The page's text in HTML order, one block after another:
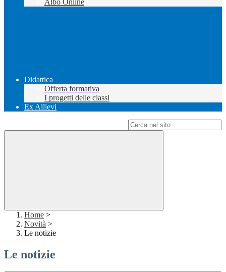
Albo Online
Didattica
Offerta formativa
I progetti delle classi
Ex Allievi
Home >
Novità >
Le notizie
Le notizie